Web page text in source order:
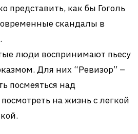
представить, как бы Гоголь
скандалы в
люди воспринимают пьесу
Для них “Ревизор” –
посмеяться над
на жизнь с легкой